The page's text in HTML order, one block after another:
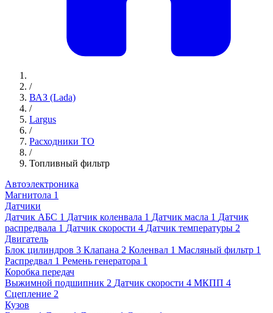
/
ВАЗ (Lada)
/
Largus
/
Расходники ТО
/
Топливный фильтр
Автоэлектроника
Магнитола 1
Датчики
Датчик АБС 1 Датчик коленвала 1 Датчик масла 1 Датчик
распредвала 1 Датчик скорости 4 Датчик температуры 2
Двигатель
Блок цилиндров 3 Клапана 2 Коленвал 1 Масляный фильтр 1
Распредвал 1 Ремень генератора 1
Коробка передач
Выжимной подшипник 2 Датчик скорости 4 МКПП 4
Сцепление 2
Кузов